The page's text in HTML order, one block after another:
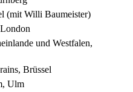
(mit Willi Baumeister)
und Westfalen,
Brüssel
Ulm